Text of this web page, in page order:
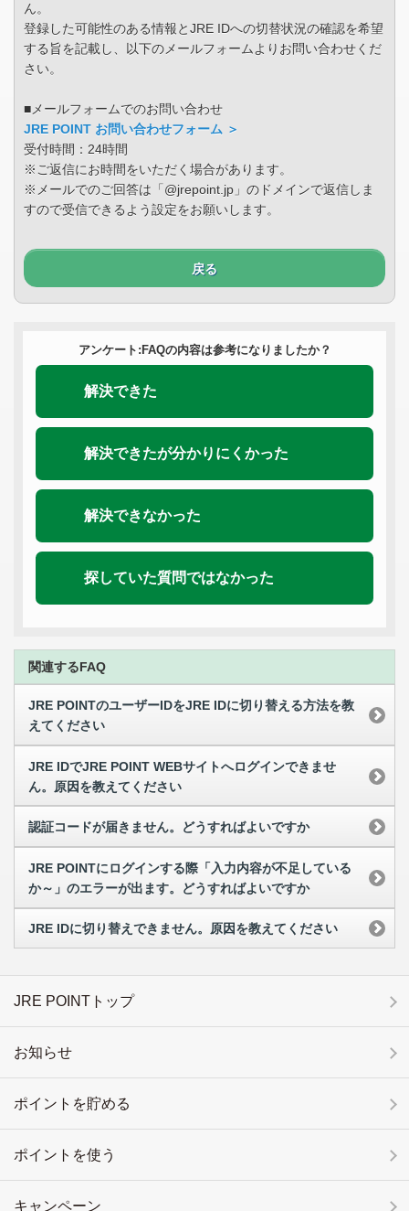
ん。
登録した可能性のある情報とJRE IDへの切替状況の確認を希望
する旨を記載し、以下のメールフォームよりお問い合わせくだ
さい。
■メールフォームでのお問い合わせ
JRE POINT お問い合わせフォーム ＞
受付時間：24時間
※ご返信にお時間をいただく場合があります。
※メールでのご回答は「@jrepoint.jp」のドメインで返信しま
すので受信できるよう設定をお願いします。
戻る
アンケート:FAQの内容は参考になりましたか？
解決できた
解決できたが分かりにくかった
解決できなかった
探していた質問ではなかった
関連するFAQ
JRE POINTのユーザーIDをJRE IDに切り替える方法を教
えてください
JRE IDでJRE POINT WEBサイトへログインできませ
ん。原因を教えてください
認証コードが届きません。どうすればよいですか
JRE POINTにログインする際「入力内容が不足している
か～」のエラーが出ます。どうすればよいですか
JRE IDに切り替えできません。原因を教えてください
JRE POINTトップ
お知らせ
ポイントを貯める
ポイントを使う
キャンペーン